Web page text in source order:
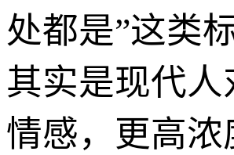
处都是”这类
其实是现代
情感，更高